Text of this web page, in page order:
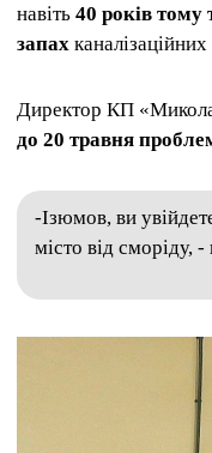
навіть 40 років тому
запах каналізаційних
Директор КП
до 20 травня
-Ізюмов, ви
місто від сморіду,